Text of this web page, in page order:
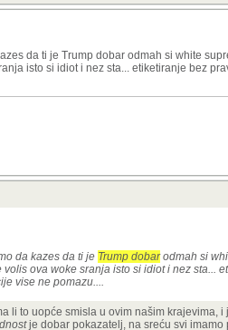
da ti je Trump dobar odmah si white
isto si idiot i nez sta... etiketiranje bez
da kazes da ti je Trump dobarodmah si
ova woke sranja isto si idiot i nez sta...
vise ne pomazu....
li to uopće smisla u ovim našim krajevima, i
je dobar pokazatelj, na sreću svi imamo